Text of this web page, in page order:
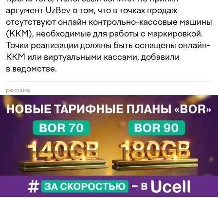
аргумент UzBev о том, что в точках продаж
отсутствуют онлайн контрольно-кассовые машины
(ККМ), необходимые для работы с маркировкой.
Точки реализации должны быть оснащены онлайн-
ККМ или виртуальными кассами, добавили
в ведомстве.
реклама